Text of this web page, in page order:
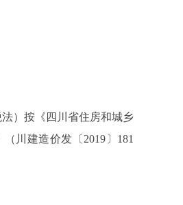
）按《四川省住房和城乡
（川建造价发〔 2019 〕 181